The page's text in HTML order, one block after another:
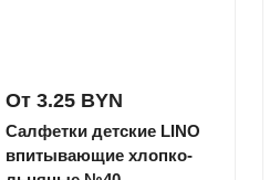
От 3.25 BYN
Салфетки детские LINO
впитывающие хлопко-